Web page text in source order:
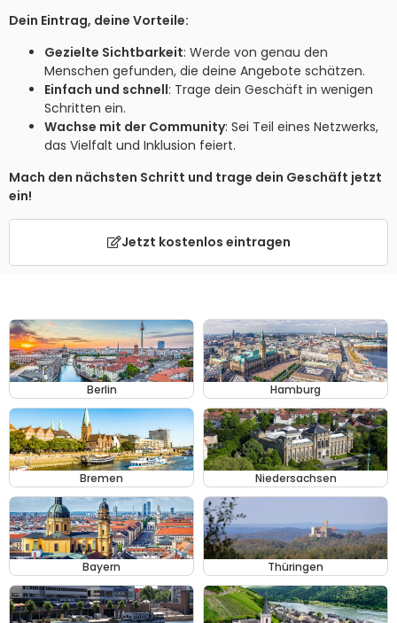
Dein Eintrag, deine Vorteile:
Gezielte Sichtbarkeit: Werde von genau den
Menschen gefunden, die deine Angebote schätzen.
Einfach und schnell: Trage dein Geschäft in wenigen
Schritten ein.
Wachse mit der Community: Sei Teil eines Netzwerks,
das Vielfalt und Inklusion feiert.
Mach den nächsten Schritt und trage dein Geschäft jetzt
ein!
Jetzt kostenlos eintragen
Berlin Hamburg
Bremen Niedersachsen
Bayern Thüringen